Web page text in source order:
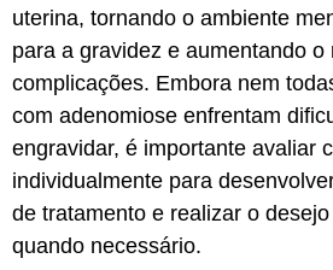
uterina, tornando o ambiente
para a gravidez e aumentando o
complicações. Embora nem
com adenomiose enfrentam
engravidar, é importante avaliar
individualmente para
de tratamento e realizar o
quando necessário.